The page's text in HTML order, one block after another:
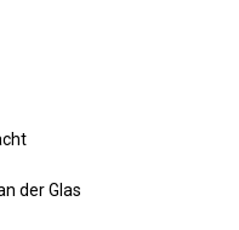
der Glas